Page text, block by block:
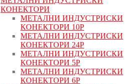
КОНЕКТОРИ
МЕТАЛНИ ИНДУСТРИСКИ
КОНЕКТОРИ 10P
МЕТАЛНИ ИНДУСТРИСКИ
КОНЕКТОРИ 24P
МЕТАЛНИ ИНДУСТРИСКИ
КОНЕКТОРИ 5P
МЕТАЛНИ ИНДУСТРИСКИ
КОНЕКТОРИ 6P